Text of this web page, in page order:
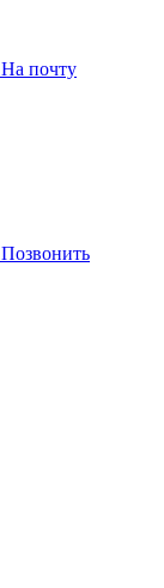
На почту
Позвонить